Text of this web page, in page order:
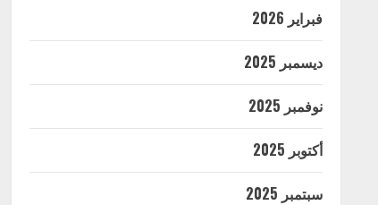
فبراير 2026
ديسمبر 2025
نوفمبر 2025
أكتوبر 2025
سبتمبر 2025